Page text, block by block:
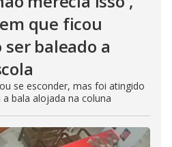
que ficou
baleado a
se esconder, mas foi atingido
bala alojada na coluna